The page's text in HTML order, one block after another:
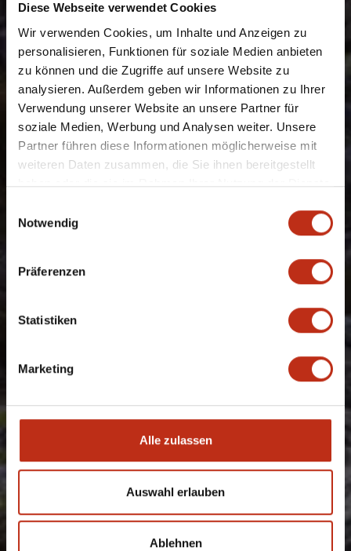
Diese Webseite verwendet Cookies
Wir verwenden Cookies, um Inhalte und Anzeigen zu
personalisieren, Funktionen für soziale Medien anbieten
zu können und die Zugriffe auf unsere Website zu
analysieren. Außerdem geben wir Informationen zu Ihrer
Verwendung unserer Website an unsere Partner für
soziale Medien, Werbung und Analysen weiter. Unsere
Partner führen diese Informationen möglicherweise mit
weiteren Daten zusammen, die Sie ihnen bereitgestellt
haben oder die sie im Rahmen Ihrer Nutzung der Dienste
Notwendig
Präferenzen
Statistiken
Marketing
Alle zulassen
Auswahl erlauben
Ablehnen
HIER ENTSPANNT
MAN GERNE